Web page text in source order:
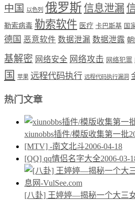
中国 以色列 俄罗斯信息泄漏
勒索病毒 勒索软件 医疗 卡巴斯基 国
德国 恶意软件 数据泄漏 数据泄露
基解密 网络安全 网络攻击 网络犯罪
国
苹果 远程代码执行 远程代码执行漏洞
热门文章
xiunobbs插件/模版收集第一批
[MTV] -南文北斗2006-04-18
[QQ] qq情侣名字大全2006-03-
[八卦] 王婷婷—揭秘一个大三